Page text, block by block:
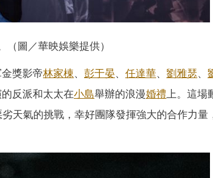
（圖／華映娛樂提供）
獎影帝林家棟、 彭于晏、 任達華、 劉雅瑟、
反派和太太在小島舉辦的浪漫婚禮 上。這場
天氣的挑戰，幸好團隊發揮強大的合作力量